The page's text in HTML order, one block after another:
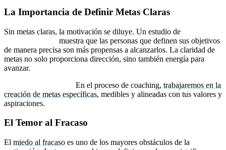
La Importancia de Definir Metas Claras
Sin metas claras, la motivación se diluye. Un estudio de
muestra que las personas que definen sus objetivos
de manera precisa son más propensas a alcanzarlos. La claridad de
metas no solo proporciona dirección, sino también energía para
avanzar.
En el proceso de coaching, trabajaremos en la
creación de metas específicas, medibles y alineadas con tus valores y
aspiraciones.
El Temor al Fracaso
El miedo al fracaso es uno de los mayores obstáculos de la